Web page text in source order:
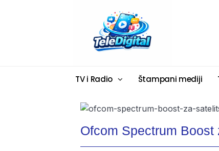
TV i Radio Štampani mediji
Ofcom Spectrum